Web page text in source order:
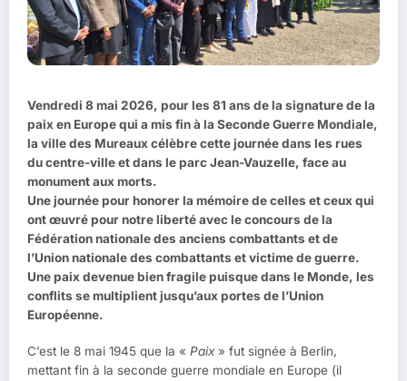
Vendredi 8 mai 2026, pour les 81 ans de la signature de la
paix en Europe qui a mis fin à la Seconde Guerre Mondiale,
la ville des Mureaux célèbre cette journée dans les rues
du centre-ville et dans le parc Jean-Vauzelle, face au
monument aux morts.
Une journée pour honorer la mémoire de celles et ceux qui
ont œuvré pour notre liberté avec le concours de la
Fédération nationale des anciens combattants et de
l’Union nationale des combattants et victime de guerre.
Une paix devenue bien fragile puisque dans le Monde, les
conflits se multiplient jusqu’aux portes de l’Union
Européenne.
C’est le 8 mai 1945 que la « Paix » fut signée à Berlin,
mettant fin à la seconde guerre mondiale en Europe (il